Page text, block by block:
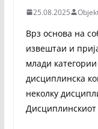
25.08.2025
Врз основа на
извештаи и
млади
дисциплинска
неколку